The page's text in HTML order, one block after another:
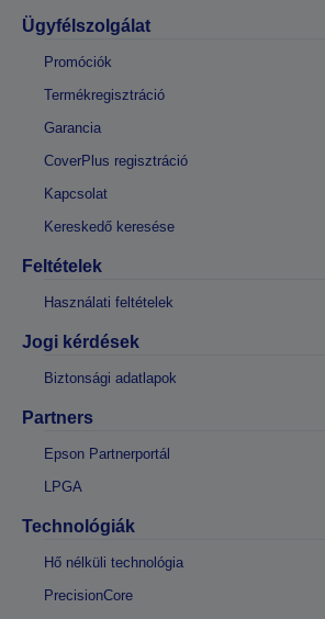
Ügyfélszolgálat
Promóciók
Termékregisztráció
Garancia
CoverPlus regisztráció
Kapcsolat
Kereskedő keresése
Feltételek
Használati feltételek
Jogi kérdések
Biztonsági adatlapok
Partners
Epson Partnerportál
LPGA
Technológiák
Hő nélküli technológia
PrecisionCore